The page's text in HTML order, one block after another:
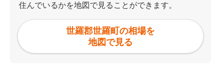
住んでいるかを地図で見ることができます。
世羅郡世羅町の相場を
地図で見る